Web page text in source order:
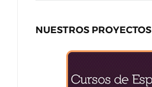
NUESTROS PROYECTOS